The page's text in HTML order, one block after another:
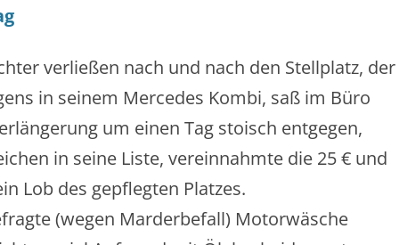
verließen nach und nach den Stellplatz, der
in seinem Mercedes Kombi, saß im Büro
um einen Tag stoisch entgegen,
in seine Liste, vereinnahmte die 25 € und
Lob des gepflegten Platzes.
(wegen Marderbefall) Motorwäsche